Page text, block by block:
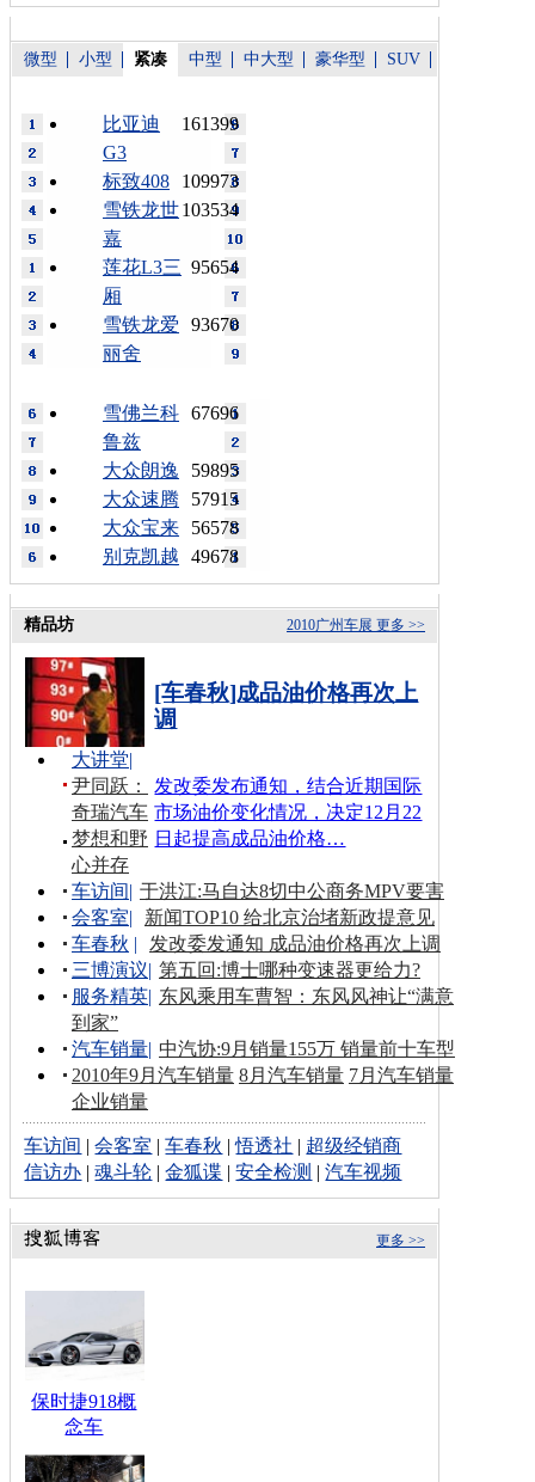
微型 小型 紧凑 中型 中大型 豪华型 SUV
161399
比亚迪
G3
109973
标致408
103534
雪铁龙世
嘉
95654
莲花L3三
厢
93670
雪铁龙爱
丽舍
67696
雪佛兰科
鲁兹
59895
大众朗逸
57915
大众速腾
56578
大众宝来
49678
别克凯越
更多 >>
2010广州车展
精品坊
[车春秋]成品油价格再次上
调
发改委发布通知，结合近期国际
市场油价变化情况，决定12月22
日起提高成品油价格…
大讲堂|
尹同跃：
奇瑞汽车
梦想和野
心并存
车访间| 于洪江:马自达8切中公商务MPV要害
会客室|
新闻TOP10 给北京治堵新政提意见
车春秋 |
发改委发通知 成品油价格再次上调
三博演议| 第五回:博士哪种变速器更给力?
服务精英| 东风乘用车曹智：东风风神让“满意
到家”
汽车销量| 中汽协:9月销量155万 销量前十车型
2010年9月汽车销量 8月汽车销量 7月汽车销量
企业销量
车访间 |会客室 |车春秋 |悟透社 | 超级经销商
信访办 |魂斗轮 |金狐谍 |安全检测 |汽车视频
更多 >>
保时捷918概
念车